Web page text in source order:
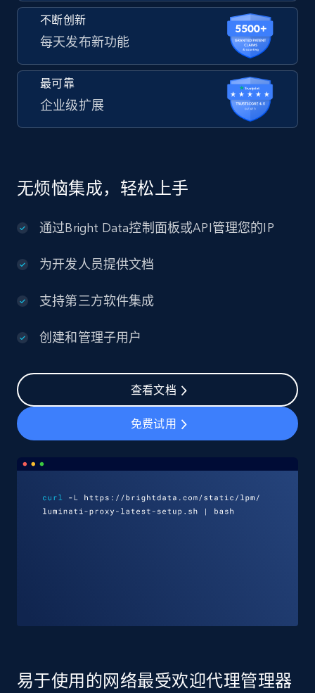
不断创新
每天发布新功能
最可靠
企业级扩展
无烦恼集成，轻松上手
通过Bright Data控制面板或API管理您的IP
为开发人员提供文档
支持第三方软件集成
创建和管理子用户
查看文档
免费试用
易于使用的网络最受欢迎代理管理器